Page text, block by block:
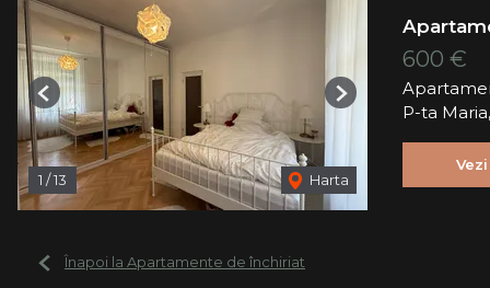
1 /13 Harta
Previous Next
600 €
P-ta
Înapoi la Apartamente de închiriat